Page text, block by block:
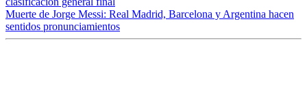
Muerte de Jorge Messi: Real Madrid, Barcelona y Argentina hacen
sentidos pronunciamientos